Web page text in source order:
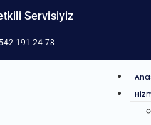
Servisiyiz
191 24 78